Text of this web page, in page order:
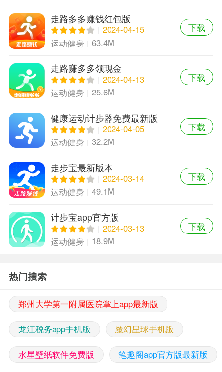
走路多多赚钱红包版
2024-04-15
运动健身
63.4M
下载
走路赚多多领现金
2024-04-13
运动健身
25.6M
下载
健康运动计步器免费最新版
2024-04-05
运动健身
32.2M
下载
走步宝最新版本
2024-03-14
运动健身
49.1M
下载
计步宝app官方版
2024-03-13
运动健身
18.9M
下载
热门搜索
郑州大学第一附属医院掌上app最新版
龙江税务app手机版 魔幻星球手机版
水星壁纸软件免费版 笔趣阁app官方版最新版